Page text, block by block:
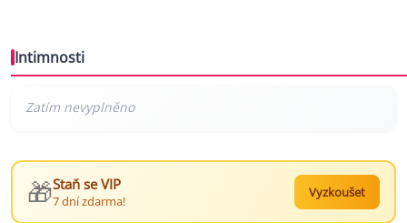
Intimnosti
🎁Staň se VIP
7 dní zdarma!
Vyzkoušet